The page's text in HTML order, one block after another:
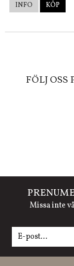
INFO KÖP
FÖLJ
Missa inte